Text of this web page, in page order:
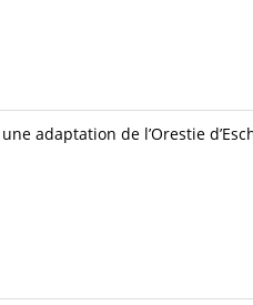
adaptation de l’Orestie